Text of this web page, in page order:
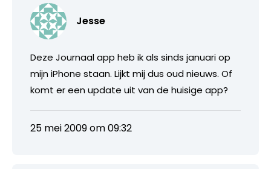
Jesse
Deze Journaal app heb ik als sinds januari op
mijn iPhone staan. Lijkt mij dus oud nieuws. Of
komt er een update uit van de huisige app?
25 mei 2009 om 09:32